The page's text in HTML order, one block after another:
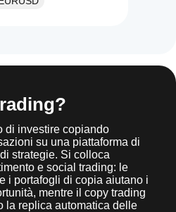
di investire copiando
su una piattaforma di
strategie. Si colloca
e social trading: le
i portafogli di copia aiutano i
mentre il copy trading
la replica automatica delle